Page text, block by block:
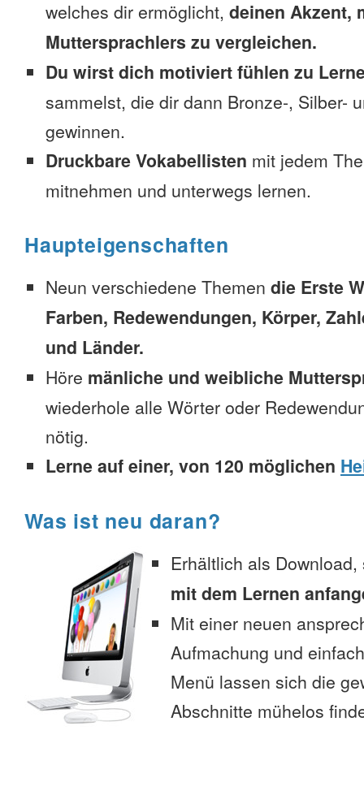
welches dir ermöglicht, deinen Akzent,
Muttersprachlers zu vergleichen.
Du wirst dich motiviert fühlen zu
sammelst, die dir dann Bronze-, Silber-
gewinnen.
Druckbare Vokabellisten mit jedem
mitnehmen und unterwegs lernen.
Haupteigenschaften
Neun verschiedene Themen die Erste
Farben, Redewendungen, Körper,
und Länder.
Höre mänliche und weibliche
wiederhole alle Wörter oder
nötig.
Lerne auf einer, von 120 möglichen
Was ist neu daran?
Erhältlich als
mit dem Lernen
Mit einer neuen
Aufmachung und
Menü lassen sich die
Abschnitte mühelos